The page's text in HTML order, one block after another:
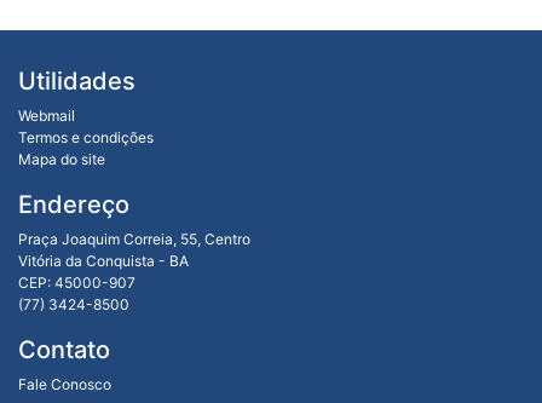
Utilidades
Webmail
Termos e condições
Mapa do site
Endereço
Praça Joaquim Correia, 55, Centro
Vitória da Conquista - BA
CEP: 45000-907
(77) 3424-8500
Contato
Fale Conosco